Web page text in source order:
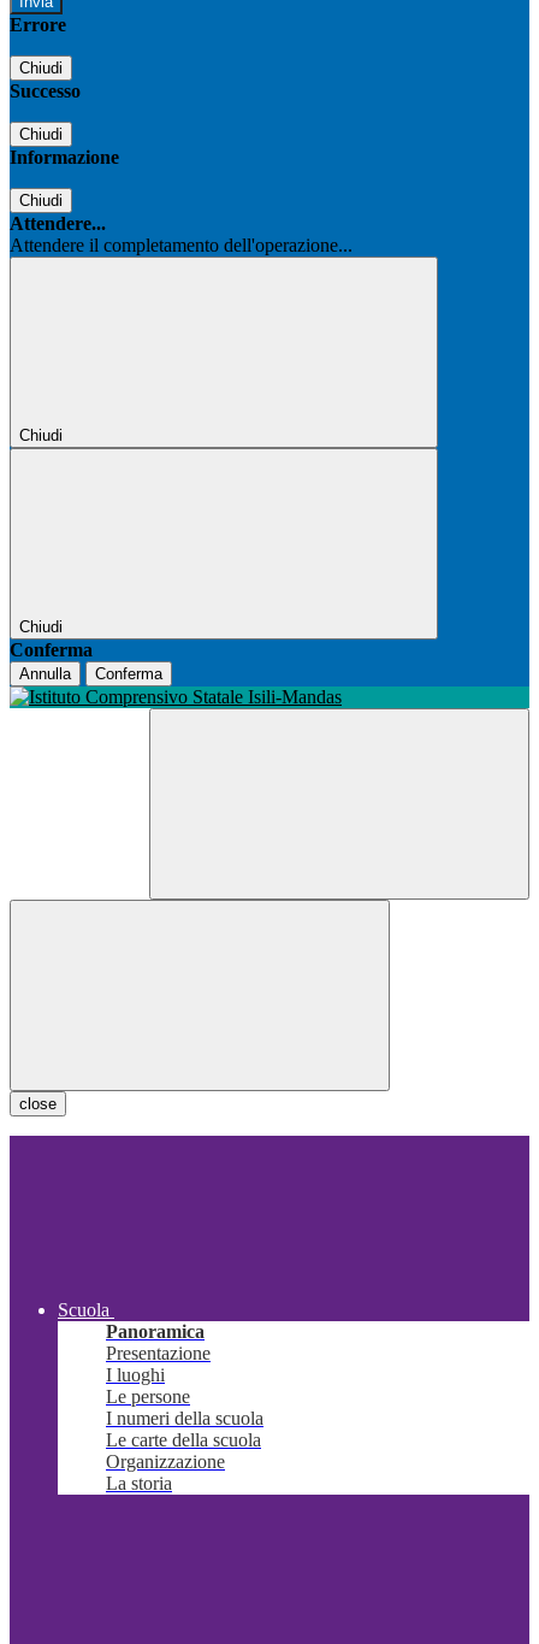
Errore
Chiudi
Successo
Chiudi
Informazione
Chiudi
Attendere...
Attendere il completamento dell'operazione...
Chiudi
Chiudi
Conferma
Annulla Conferma
close
Scuola
Panoramica
Presentazione
I luoghi
Le persone
I numeri della scuola
Le carte della scuola
Organizzazione
La storia